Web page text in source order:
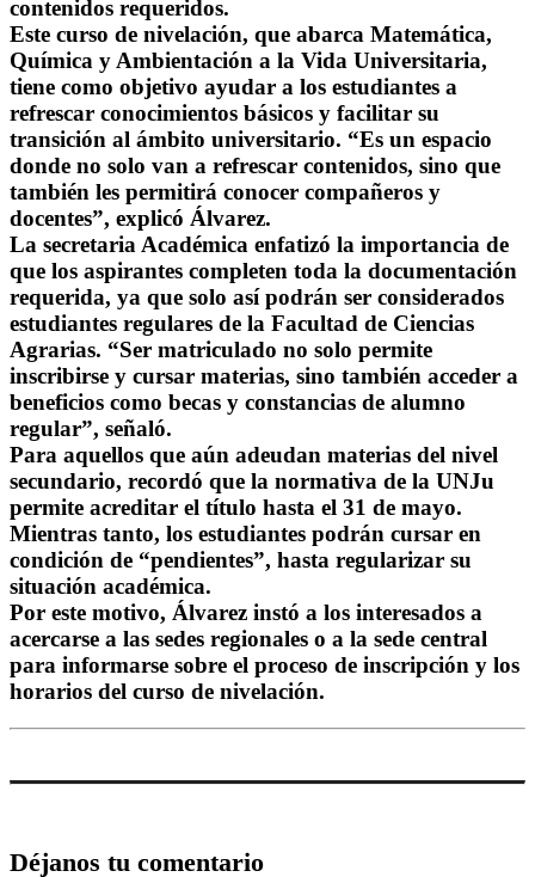
contenidos requeridos.
Este curso de nivelación, que abarca Matemática,
Química y Ambientación a la Vida Universitaria,
tiene como objetivo ayudar a los estudiantes a
refrescar conocimientos básicos y facilitar su
transición al ámbito universitario. “Es un espacio
donde no solo van a refrescar contenidos, sino que
también les permitirá conocer compañeros y
docentes”, explicó Álvarez.
La secretaria Académica enfatizó la importancia de
que los aspirantes completen toda la documentación
requerida, ya que solo así podrán ser considerados
estudiantes regulares de la Facultad de Ciencias
Agrarias. “Ser matriculado no solo permite
inscribirse y cursar materias, sino también acceder a
beneficios como becas y constancias de alumno
regular”, señaló.
Para aquellos que aún adeudan materias del nivel
secundario, recordó que la normativa de la UNJu
permite acreditar el título hasta el 31 de mayo.
Mientras tanto, los estudiantes podrán cursar en
condición de “pendientes”, hasta regularizar su
situación académica.
Por este motivo, Álvarez instó a los interesados a
acercarse a las sedes regionales o a la sede central
para informarse sobre el proceso de inscripción y los
horarios del curso de nivelación.
Déjanos tu comentario